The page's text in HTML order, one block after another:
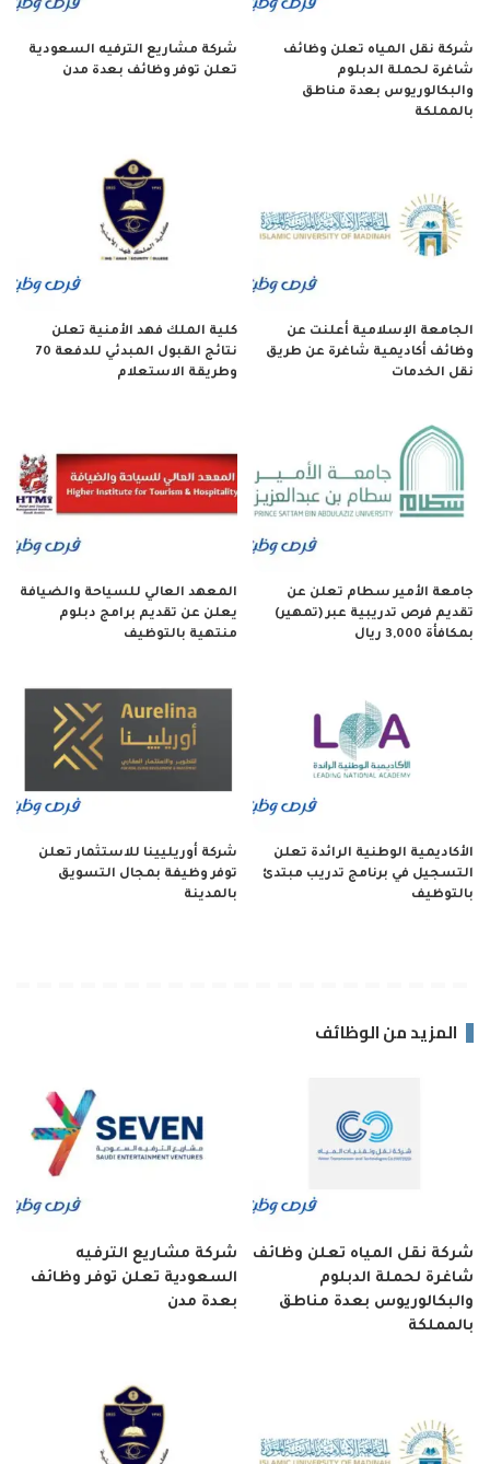
شركة نقل المياه تعلن وظائف
شاغرة لحملة الدبلوم
والبكالوريوس بعدة مناطق
بالمملكة
شركة مشاريع الترفيه السعودية
تعلن توفر وظائف بعدة مدن
الجامعة الإسلامية أعلنت عن
وظائف أكاديمية شاغرة عن طريق
نقل الخدمات
كلية الملك فهد الأمنية تعلن
نتائج القبول المبدئي للدفعة 70
وطريقة الاستعلام
جامعة الأمير سطام تعلن عن
تقديم فرص تدريبية عبر (تمهير)
بمكافأة 3,000 ريال
المعهد العالي للسياحة والضيافة
يعلن عن تقديم برامج دبلوم
منتهية بالتوظيف
الأكاديمية الوطنية الرائدة تعلن
التسجيل في برنامج تدريب مبتدئ
بالتوظيف
شركة أوريليينا للاستثمار تعلن
توفر وظيفة بمجال التسويق
بالمدينة
المزيد من الوظائف
شركة نقل المياه تعلن وظائف
شاغرة لحملة الدبلوم
والبكالوريوس بعدة مناطق
بالمملكة
شركة مشاريع الترفيه
السعودية تعلن توفر وظائف
بعدة مدن